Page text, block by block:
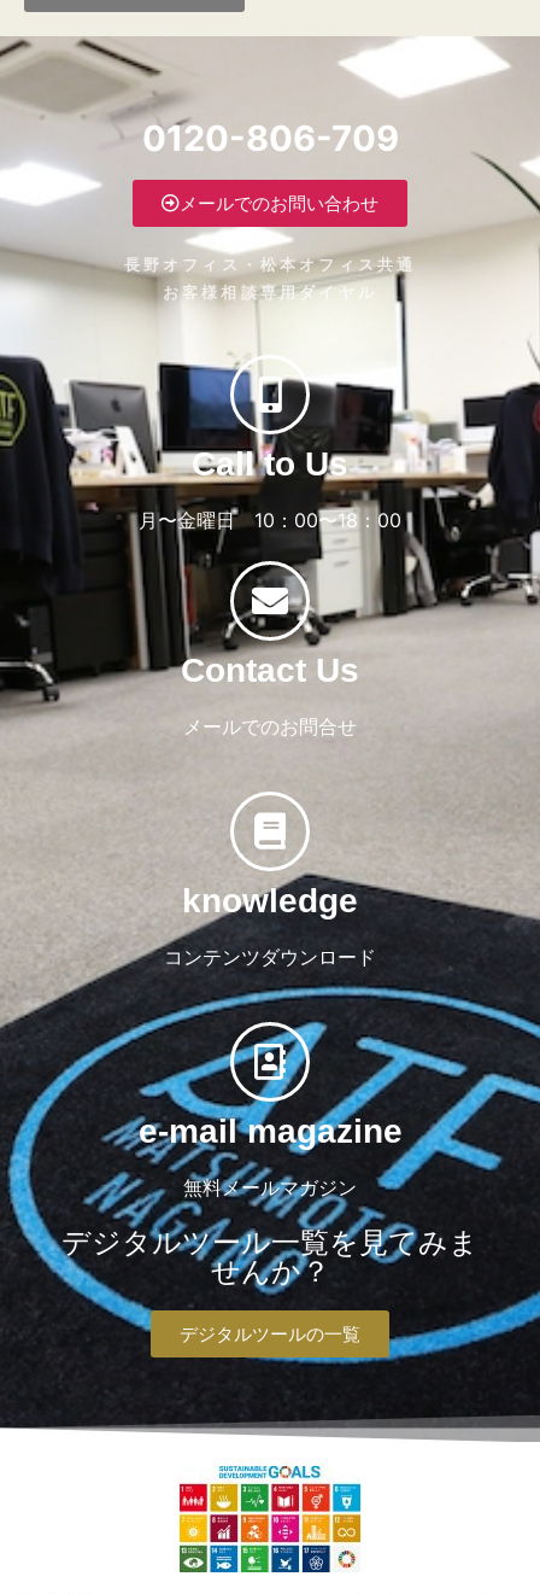
0120-806-709
メールでのお問い合わせ
長野オフィス・松本オフィス共通
お客様相談専用ダイヤル
Call to Us
月〜金曜日 10：00〜18：00
Contact Us
メールでのお問合せ
knowledge
コンテンツダウンロード
e-mail magazine
無料メールマガジン
デジタルツール一覧を見てみま
せんか？
デジタルツールの一覧